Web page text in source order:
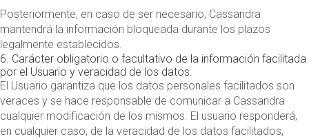
Posteriormente, en caso de ser necesario, Cassandra
mantendrá la información bloqueada durante los plazos
legalmente establecidos.
6. Carácter obligatorio o facultativo de la información facilitada
por el Usuario y veracidad de los datos.
El Usuario garantiza que los datos personales facilitados son
veraces y se hace responsable de comunicar a Cassandra
cualquier modificación de los mismos. El usuario responderá,
en cualquier caso, de la veracidad de los datos facilitados,